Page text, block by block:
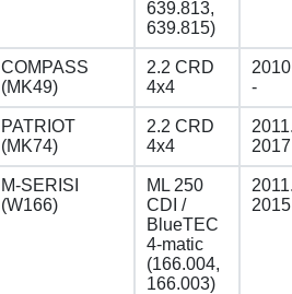
639.813,
639.815)
COMPASS
(MK49)
2.2 CRD
4x4
-
PATRIOT
(MK74)
2.2 CRD
4x4
M-SERISI
(W166)
ML 250
CDI /
BlueTEC
4-matic
(166.004,
166.003)